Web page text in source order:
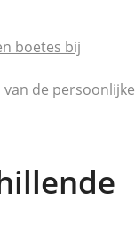
boetes bij
de persoonlijke